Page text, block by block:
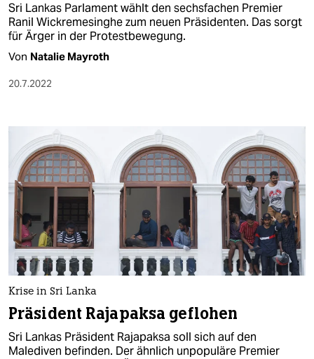
Sri Lankas Parlament wählt den sechsfachen Premier
Ranil Wickremesinghe zum neuen Präsidenten. Das sorgt
für Ärger in der Protestbewegung.
Von Natalie Mayroth
20.7.2022
Krise in Sri Lanka
Präsident Rajapaksa geflohen
Sri Lankas Präsident Rajapaksa soll sich auf den
Malediven befinden. Der ähnlich unpopuläre Premier